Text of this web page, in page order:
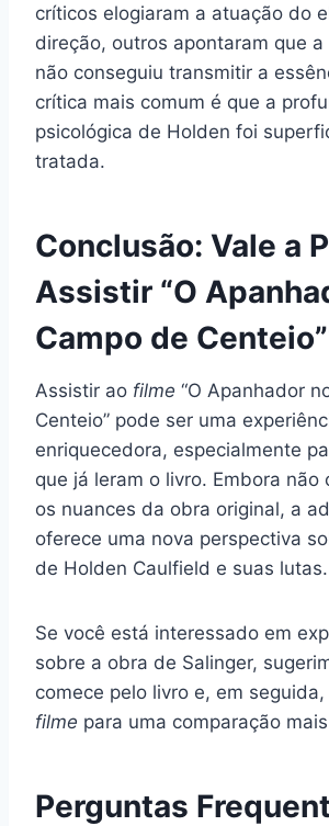
críticos elogiaram a atuação do
direção, outros apontaram que
não conseguiu transmitir a
crítica mais comum é que a
psicológica de Holden foi
tratada.
Conclusão: Vale a
Assistir “O
Campo de
Assistir ao filme “O Apanhador
Centeio” pode ser uma
enriquecedora, especialmente
que já leram o livro. Embora não
os nuances da obra original, a
oferece uma nova perspectiva
de Holden Caulfield e suas lutas.
Se você está interessado em
sobre a obra de Salinger,
comece pelo livro e, em
filme para uma comparação
Perguntas